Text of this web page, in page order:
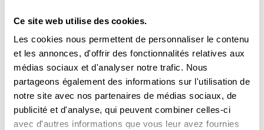
Ce site web utilise des cookies.
Les cookies nous permettent de personnaliser le contenu
et les annonces, d'offrir des fonctionnalités relatives aux
médias sociaux et d'analyser notre trafic. Nous
partageons également des informations sur l'utilisation de
notre site avec nos partenaires de médias sociaux, de
publicité et d'analyse, qui peuvent combiner celles-ci
avec d'autres informations que vous leur avez fournies